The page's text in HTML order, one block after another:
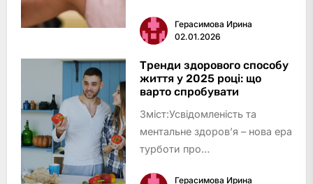
їжі та переїдання
увечеріВідсутність
різноманіття у
раціоніНадмірна суворість і
заборониІгнорування сигналів
голоду та си…
Герасимова Ирина
02.01.2026
Тренди здорового способу
життя у 2025 році: що
варто спробувати
Зміст:Усвідомленість та
ментальне здоров’я – нова ера
турботи про
Герасимова Ирина